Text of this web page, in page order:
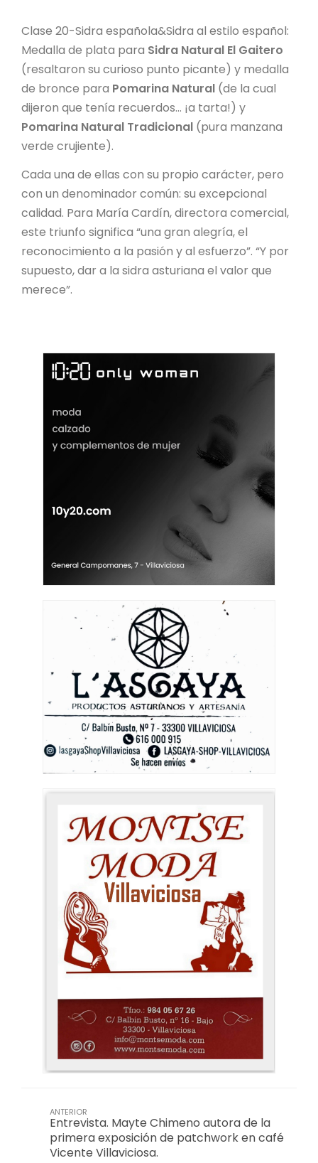
Clase 20-Sidra española&Sidra al estilo español:
Medalla de plata para Sidra Natural El Gaitero
(resaltaron su curioso punto picante) y medalla
de bronce para Pomarina Natural (de la cual
dijeron que tenía recuerdos… ¡a tarta!) y
Pomarina Natural Tradicional (pura manzana
verde crujiente).
Cada una de ellas con su propio carácter, pero
con un denominador común: su excepcional
calidad. Para María Cardín, directora comercial,
este triunfo significa “una gran alegría, el
reconocimiento a la pasión y al esfuerzo”. “Y por
supuesto, dar a la sidra asturiana el valor que
merece”.
ANTERIOR
Entrevista. Mayte Chimeno autora de la
primera exposición de patchwork en café
Vicente Villaviciosa.